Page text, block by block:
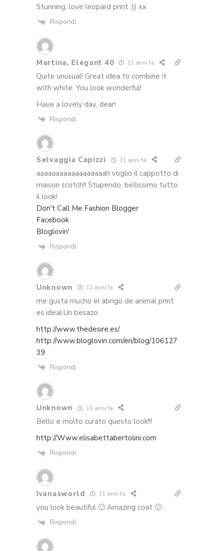
Stunning, love leopard print :)) xx
Rispondi
Martina, Elegant 40 11 anni fa
Quite unusual! Great idea to combine it
with white. You look wonderful!
Have a lovely day, dear!
Rispondi
Selvaggia Capizzi 11 anni fa
aaaaaaaaaaaaaaaaaah voglio il cappotto di
maison scotch!! Stupendo, bellissimo tutto
il look!
Don't Call Me Fashion Blogger
Facebook
Bloglovin'
Rispondi
Unknown 11 anni fa
me gusta mucho el abrigo de animal print
es ideal.Un besazo
http://www.thedesire.es/
http://www.bloglovin.com/en/blog/106127
39
Rispondi
Unknown 11 anni fa
Bello e molto curato questo look!!!
http://Www.elisabettabertolini.com
Rispondi
Ivanasworld 11 anni fa
you look beautiful 🙂 Amazing coat 🙂
Rispondi